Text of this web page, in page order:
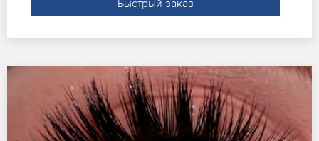
Быстрый заказ